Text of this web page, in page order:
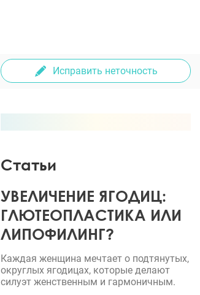
Исправить неточность
Статьи
УВЕЛИЧЕНИЕ ЯГОДИЦ:
ГЛЮТЕОПЛАСТИКА ИЛИ
ЛИПОФИЛИНГ?
Каждая женщина мечтает о подтянутых,
округлых ягодицах, которые делают
силуэт женственным и гармоничным.